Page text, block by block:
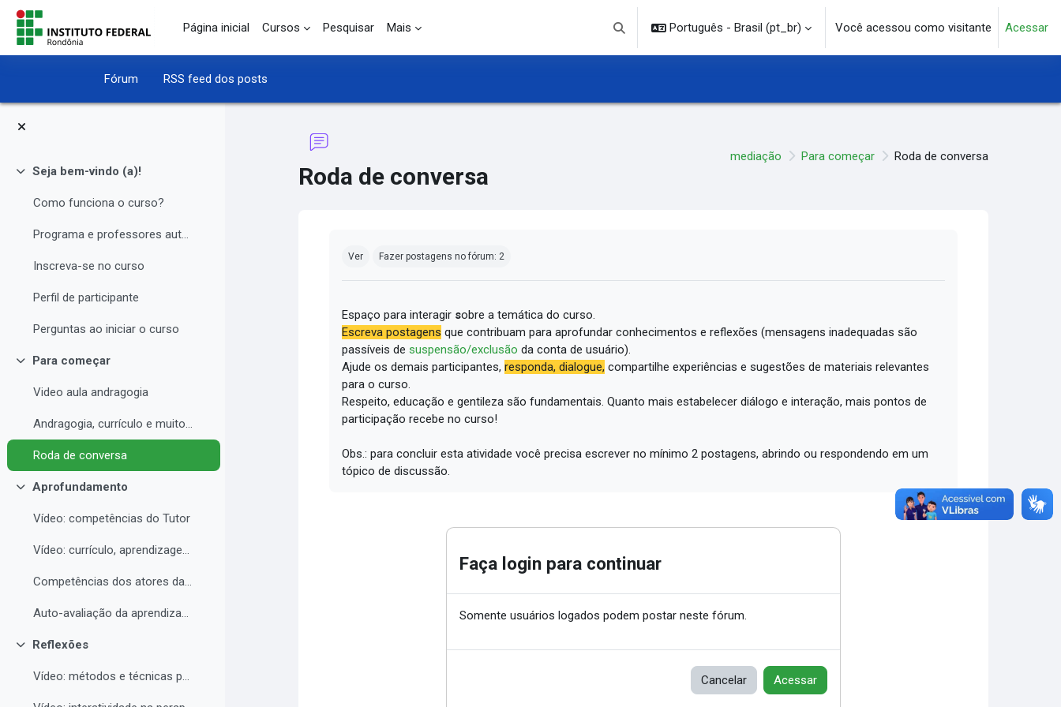
Ir para o conteúdo principal
Página inicial
Cursos Pesquisar Mais
Alternar entrada de pesquisa
Português - Brasil ‎(pt_br)‎ Você acessou como visitante Acessar
Fórum RSS feed dos posts
Contrair
Seja bem-vindo (a)!
Como funciona o curso?
Programa e professores autores
Inscreva-se no curso
Perfil de participante
Perguntas ao iniciar o curso
Contrair
Para começar
Video aula andragogia
Andragogia, currículo e muito mais
Roda de conversa
Contrair
Aprofundamento
Vídeo: competências do Tutor
Vídeo: currículo, aprendizagem e docência para EAD
Competências dos atores da educação a distância professor, tutor e aluno
Auto-avaliação da aprendizagem
Contrair
Reflexões
Vídeo: métodos e técnicas para EAD
Roda de conversa
mediação Para começar Roda de conversa
Ver Fazer postagens no fórum: 2
Espaço para interagir sobre a temática do curso.
Escreva postagens que contribuam para aprofundar conhecimentos e reflexões (mensagens inadequadas são
passíveis desuspensão/exclusão da conta de usuário).
Ajude os demais participantes,responda, dialogue, compartilhe experiências e sugestões de materiais relevantes
para o curso.
Respeito, educação e gentileza são fundamentais.Quanto mais estabelecer diálogo e interação, mais pontos de
participação recebe no curso!
Obs.: para concluir esta atividade você precisa escrever no mínimo 2 postagens, abrindo ou respondendo em um
tópico de discussão.
Faça login para continuar
Somente usuários logados podem postar neste fórum.
Cancelar Acessar